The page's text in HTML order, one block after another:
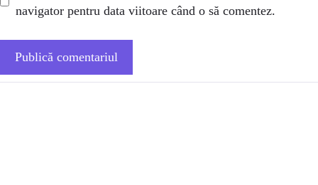
navigator pentru data viitoare când o să comentez.